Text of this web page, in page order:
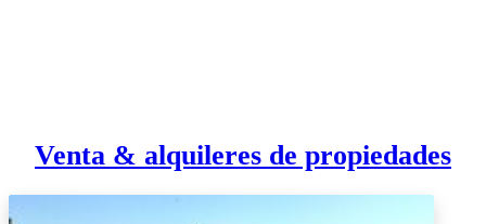
Venta & alquileres de propiedades